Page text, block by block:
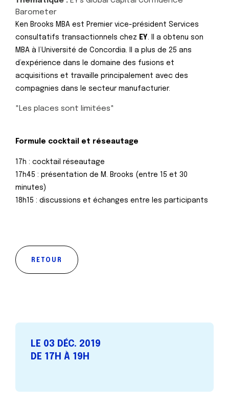
Barometer
Ken Brooks MBA est Premier vice-président Services
consultatifs transactionnels chez EY. Il a obtenu son
MBA à l’Université de Concordia. Il a plus de 25 ans
d’expérience dans le domaine des fusions et
acquisitions et travaille principalement avec des
compagnies dans le secteur manufacturier.
*Les places sont limitées*
Formule cocktail et réseautage
17h : cocktail réseautage
17h45 : présentation de M. Brooks (entre 15 et 30
minutes)
18h15 : discussions et échanges entre les participants
RETOUR
LE 03 DÉC. 2019
DE 17H À 19H